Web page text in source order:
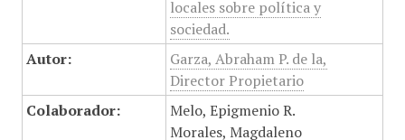
locales sobre política y
sociedad.
Autor:
Garza, Abraham P. de la,
Director Propietario
Colaborador:
Melo, Epigmenio R.
Morales, Magdaleno